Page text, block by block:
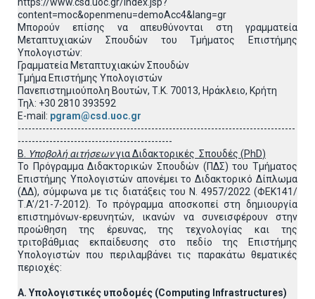
content=moc&openmenu=demoAcc4&lang=gr
Μπορούν επίσης να απευθύνονται στη γραμματεία
Μεταπτυχιακών Σπουδών του Τμήματος Επιστήμης
Υπολογιστών:
Γραμματεία Μεταπτυχιακών Σπουδών
Τμήμα Επιστήμης Υπολογιστών
Πανεπιστημιούπολη Βουτών, Τ.Κ. 70013, Ηράκλειο, Κρήτη
Τηλ: +30 2810 393592
E-mail: pgram@csd.uoc.gr
-------------------------------------------------------------------------------
--------------------------------------------
Β. Υποβολή αιτήσεωνγια Διδακτορικές Σπουδές (PhD)
Το Πρόγραμμα Διδακτορικών Σπουδών (ΠΔΣ) του Τμήματος
Επιστήμης Υπολογιστών απονέμει το Διδακτορικό Δίπλωμα
(ΔΔ), σύμφωνα με τις διατάξεις του Ν. 4957/2022 (ΦΕΚ141/
Τ.A’/21-7-2012). Το πρόγραμμα αποσκοπεί στη δημιουργία
επιστημόνων-ερευνητών, ικανών να συνεισφέρουν στην
προώθηση της έρευνας, της τεχνολογίας και της
τριτοβάθμιας εκπαίδευσης στο πεδίο της Επιστήμης
Υπολογιστών που περιλαμβάνει τις παρακάτω θεματικές
περιοχές:
Α. Υπολογιστικές υποδομές (Computing Infrastructures)